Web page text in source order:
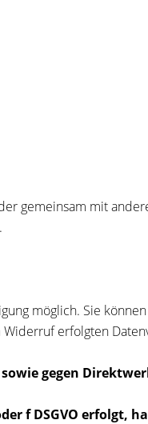
gemeinsam mit
möglich. Sie
erfolgten
gegen
f DSGVO erfolgt,